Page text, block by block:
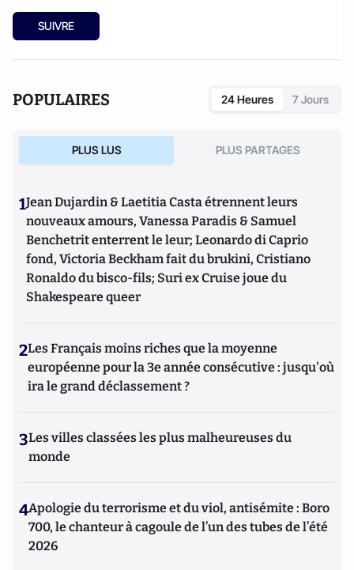
SUIVRE
POPULAIRES 24 Heures 7 Jours
PLUS LUS PLUS PARTAGES
1Jean Dujardin & Laetitia Casta étrennent leurs
nouveaux amours, Vanessa Paradis & Samuel
Benchetrit enterrent le leur; Leonardo di Caprio
fond, Victoria Beckham fait du brukini, Cristiano
Ronaldo du bisco-fils; Suri ex Cruise joue du
Shakespeare queer
2Les Français moins riches que la moyenne
européenne pour la 3e année consécutive : jusqu'où
ira le grand déclassement ?
3Les villes classées les plus malheureuses du
monde
4Apologie du terrorisme et du viol, antisémite : Boro
700, le chanteur à cagoule de l’un des tubes de l’été
2026